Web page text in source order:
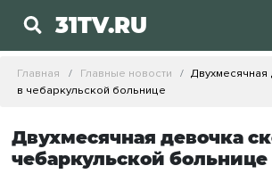
31TV.RU
Главная Главные новости
Двухмесячная
в чебаркульской больнице
Двухмесячная девочка
чебаркульской больнице